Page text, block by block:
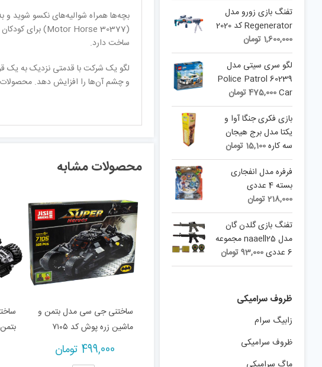
بچه‌ها همراه شوالیه‌های نکسو شوید
ساخت دارد.
لگو یک شرکت با قدمتی نزدیک به یک
و چشم آن‌ها را افزایش دهد.
محصولات مشابه
ساختنی جی سی مدل بتمن و
ماشین زره پوش کد ۷۱۰۵
499,000 تومان
بتمن
تفنگ بازی زورو مدل
Regenerator کد 2020
1,600,000 تومان
لگو سری سیتی مدل
60239 Police Patrol
Car
475,000تومان
بازی فکری جنگا آوا و
یکتا مدل برج هیجان
سه کاره15,100 تومان
فرفره مدل انفجاری
بسته 4 عددی
218,000تومان
تفنگ بازی گلدن گان
مدل naaell25 مجموعه
6 عددی
93,000تومان
ظروف سرامیکی
زابیگ سرام
ظروف سرامیکی